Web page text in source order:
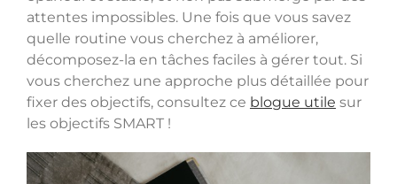
attentes impossibles. Une fois que vous savez
quelle routine vous cherchez à améliorer,
décomposez-la en tâches faciles à gérer tout. Si
vous cherchez une approche plus détaillée pour
fixer des objectifs, consultez ce blogue utile sur
les objectifs SMART !